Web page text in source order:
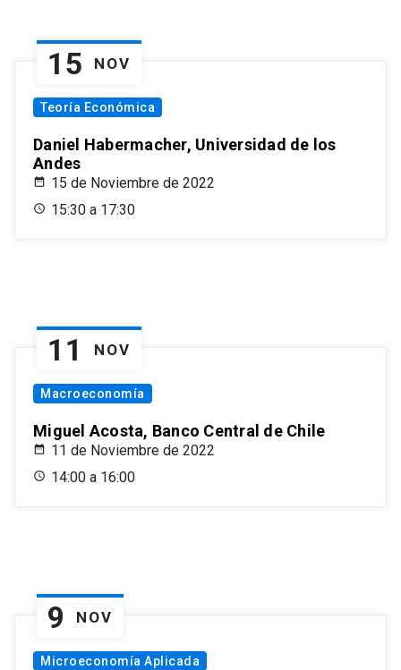
15 NOV
Teoría Económica
Daniel Habermacher, Universidad de los
Andes
15 de Noviembre de 2022
15:30 a 17:30
11 NOV
Macroeconomía
Miguel Acosta, Banco Central de Chile
11 de Noviembre de 2022
14:00 a 16:00
9 NOV
Microeconomía Aplicada